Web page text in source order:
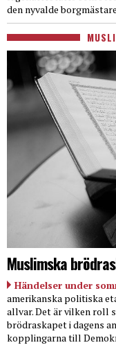
den nyvalde
Muslimska
Händelser under
amerikanska politiska
allvar. Det är vilken roll
brödraskapet i dagens
kopplingarna till